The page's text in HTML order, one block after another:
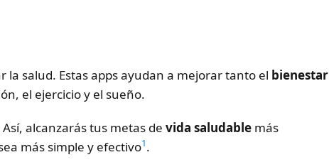
la salud. Estas apps ayudan a mejorar tanto el bienestar
el ejercicio y el sueño.
alcanzarás tus metas de vida saludable más
más simple y efectivo1.